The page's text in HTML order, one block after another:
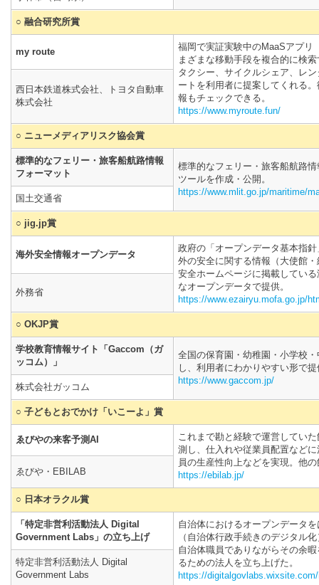
○ 融合研究所賞
my route
福岡で実証実験中のMaaSアプリ
まざまな移動手段を複合的に検
タクシー、サイクルシェア、レ
ートを利用者に提案してくれる
報もチェックできる。
https://www.myroute.fun/
西日本鉄道株式会社、トヨタ自動車
株式会社
○ ニューメディアリスク協会賞
標準的なフェリー・旅客船航路情報
フォーマット
標準的なフェリー・旅客船航路
ツールを作成・公開。
https://www.mlit.go.jp/maritime/
国土交通省
○ jig.jp賞
海外安全情報オープンデータ
政府の「オープンデータ基本指
外の安全に関する情報（大使館
安全ホームページに掲載してい
なオープンデータで提供。
https://www.ezairyu.mofa.go.jp/
外務省
○ OKJP賞
学校教育情報サイト「Gaccom（ガ
ッコム）」
全国の保育園・幼稚園・小学校
し、利用者にわかりやすい形で提
https://www.gaccom.jp/
株式会社ガッコム
○ 子どもとおでかけ「いこーよ」賞
ゑびやの来客予測AI
これまで勘と経験で運営してい
測し、仕入れや従業員配置など
員の生産性向上などを実現。他
https://ebilab.jp/
ゑびや・EBILAB
○ 日本オラクル賞
「特定非営利活動法人 Digital
Government Labs」の立ち上げ
自治体におけるオープンデータ
（自治体行政手続きのデジタル
自治体職員でありながらその余
るための法人を立ち上げた。
https://
特定非営利活動法人 Digital
Government Labs